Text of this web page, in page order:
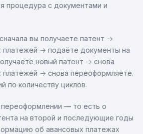
процедура с документами и
вы получаете патент →
платежей → подаёте документы на
новый патент → снова
платежей → снова переоформляете.
по количеству циклов.
переоформлении — то есть о
на второй и последующие годы
об авансовых платежах